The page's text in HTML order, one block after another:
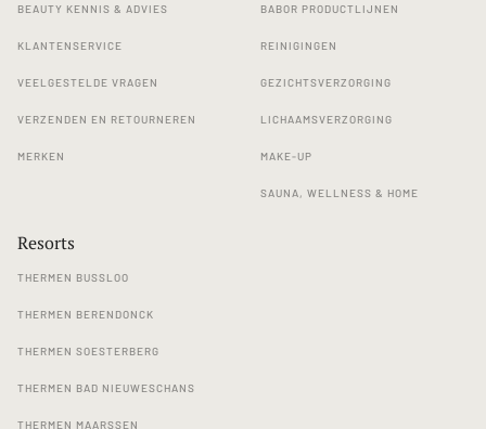
BEAUTY KENNIS & ADVIES
KLANTENSERVICE
VEELGESTELDE VRAGEN
VERZENDEN EN RETOURNEREN
MERKEN
BABOR PRODUCTLIJNEN
REINIGINGEN
GEZICHTSVERZORGING
LICHAAMSVERZORGING
MAKE-UP
SAUNA, WELLNESS & HOME
Resorts
THERMEN BUSSLOO
THERMEN BERENDONCK
THERMEN SOESTERBERG
THERMEN BAD NIEUWESCHANS
THERMEN MAARSSEN